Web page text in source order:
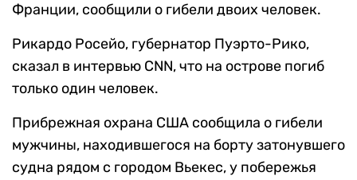
Франции, сообщили о гибели двоих человек.
Рикардо Росейо, губернатор Пуэрто-Рико,
сказал в интервью CNN, что на острове погиб
только один человек.
Прибрежная охрана США сообщила о гибели
мужчины, находившегося на борту затонувшего
судна рядом с городом Вьекес, у побережья